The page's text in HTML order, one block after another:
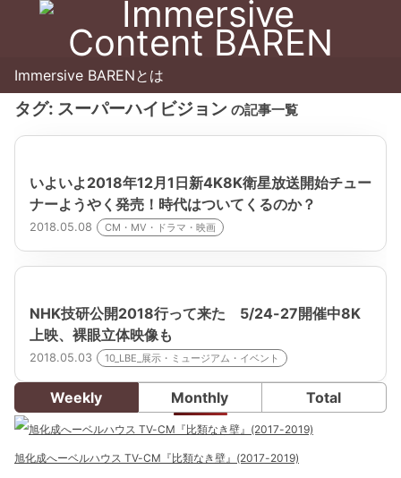
Immersive BARENとは
タグ: スーパーハイビジョン の記事一覧
いよいよ2018年12月1日新4K8K衛星放送開始チュー
ナーようやく発売！時代はついてくるのか？
2018.05.08 CM・MV・ドラマ・映画
NHK技研公開2018行って来た 5/24-27開催中8K
上映、裸眼立体映像も
2018.05.03 10_LBE_展示・ミュージアム・イベント
Weekly Monthly Total
旭化成へーベルハウス TV-CM『比類なき壁』(2017-2019)